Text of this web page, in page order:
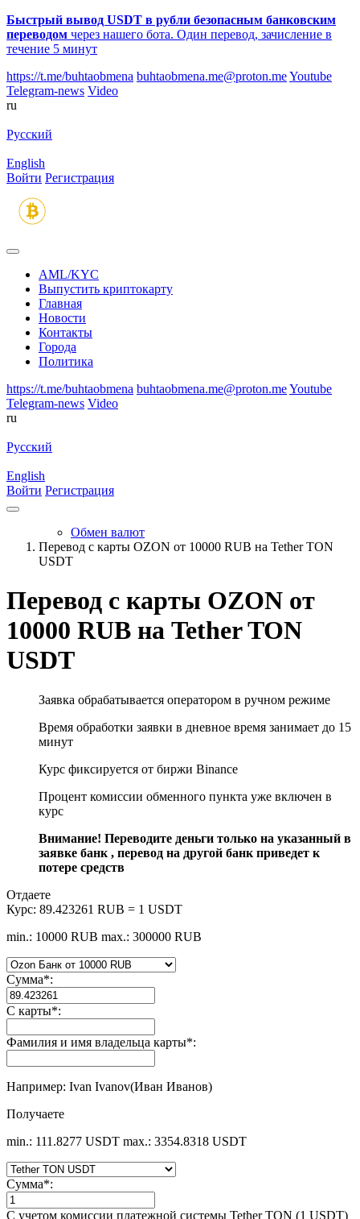
Быстрый вывод USDT в рубли безопасным банковским
переводом через нашего бота. Один перевод, зачисление в
течение 5 минут
https://t.me/buhtaobmena buhtaobmena.me@proton.meYoutube
Telegram-news Video
ru
Русский
English
Войти Регистрация
AML/KYC
Выпустить криптокарту
Главная
Новости
Контакты
Города
Политика
https://t.me/buhtaobmena buhtaobmena.me@proton.meYoutube
Telegram-news Video
ru
Русский
English
Войти Регистрация
Обмен валют
Перевод с карты OZON от 10000 RUB на Tether TON
USDT
Перевод с карты OZON от
10000 RUB на Tether TON
USDT
Заявка обрабатывается оператором в ручном режиме
Время обработки заявки в дневное время занимает до 15
минут
Курс фиксируется от биржи Binance
Процент комиссии обменного пункта уже включен в
курс
Внимание! Переводите деньги только на указанный в
заявке банк , перевод на другой банк приведет к
потере средств
Отдаете
Курс: 89.423261 RUB = 1 USDT
min.: 10000 RUB max.: 300000 RUB
Сумма*:
С карты*:
Фамилия и имя владельца карты*:
Например: Ivan Ivanov(Иван Иванов)
Получаете
min.: 111.8277 USDT max.: 3354.8318 USDT
Сумма*:
С учетом комиссии платежной системы Tether TON (1 USDT)